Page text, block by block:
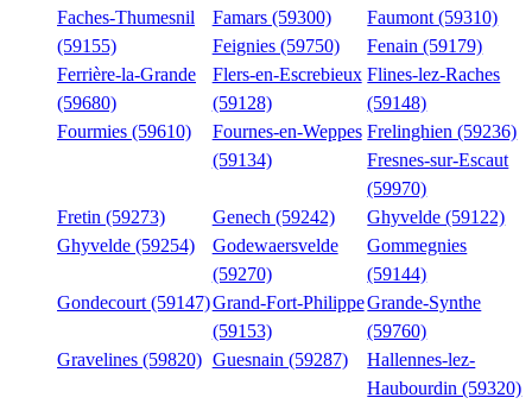
Faches-Thumesnil
(59155)
Famars (59300)
Faumont (59310)
Feignies (59750)
Fenain (59179)
Ferrière-la-Grande
(59680)
Flers-en-Escrebieux
(59128)
Flines-lez-Raches
(59148)
Fourmies (59610)
Fournes-en-Weppes
(59134)
Frelinghien (59236)
Fresnes-sur-Escaut
(59970)
Fretin (59273)
Genech (59242)
Ghyvelde (59122)
Ghyvelde (59254)
Godewaersvelde
(59270)
Gommegnies
(59144)
Gondecourt (59147)Grand-Fort-Philippe
(59153)
Grande-Synthe
(59760)
Gravelines (59820) Guesnain (59287)
Hallennes-lez-
Haubourdin (59320)